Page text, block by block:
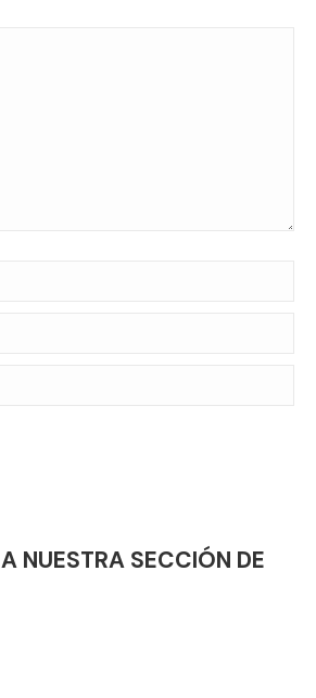
NUESTRA SECCIÓN DE